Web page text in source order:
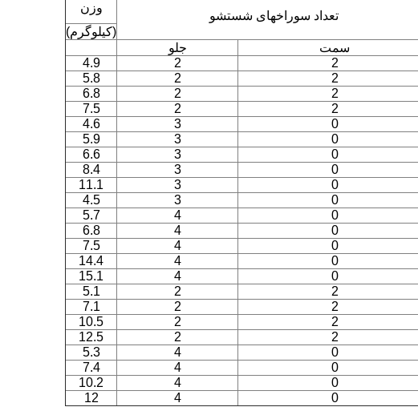
تعداد سوراخهای شستشو
وزن
(کیلوگرم)
سمت
جلو
2
2
4.9
2
2
5.8
2
2
6.8
2
2
7.5
0
3
4.6
0
3
5.9
0
3
6.6
0
3
8.4
0
3
11.1
0
3
4.5
0
4
5.7
0
4
6.8
0
4
7.5
0
4
14.4
0
4
15.1
2
2
5.1
2
2
7.1
2
2
10.5
2
2
12.5
0
4
5.3
0
4
7.4
0
4
10.2
0
4
12